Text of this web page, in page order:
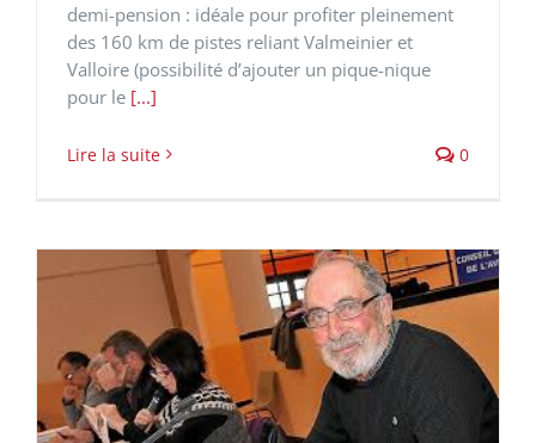
demi-pension : idéale pour profiter pleinement
des 160 km de pistes reliant Valmeinier et
Valloire (possibilité d’ajouter un pique-nique
pour le [...]
Lire la suite 0